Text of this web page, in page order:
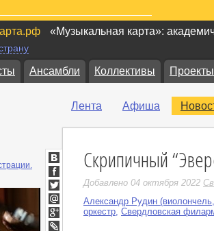
«Музыкальная карта»:
Ансамбли Коллективы Проекты
Лента Афиша
Скрипичный
Добавлено 04 октября 2022
Александр Рудин
оркестр Свердловская
ВКонтакте
Facebook
Twitter
Мой
Мир
Google+